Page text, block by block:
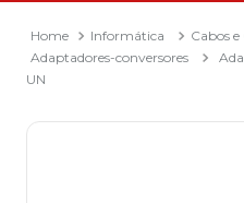
Informática
Cabos
Adaptadores-conversores
UN
Termos mais buscados
mochila
2º sacola